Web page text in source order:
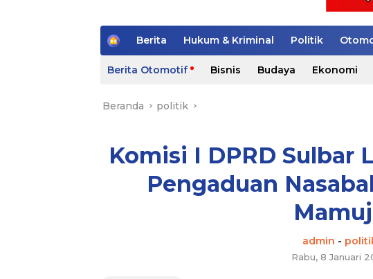
H
m
e
Berita Hukum & Kriminal Politik
Berita Otomotif Bisnis Budaya Ekonomi
Beranda politik
Komisi I DPRD Sulbar
Pengaduan
admin -
Rabu, 8 Januari